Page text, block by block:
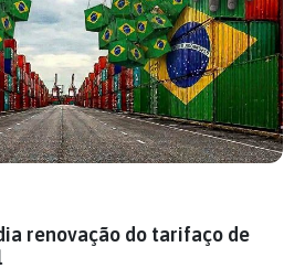
renovação do tarifaço de